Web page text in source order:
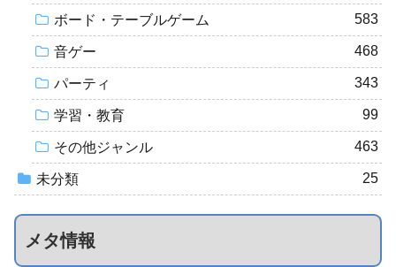
ボード・テーブルゲーム 583
音ゲー 468
パーティ 343
学習・教育 99
その他ジャンル 463
未分類 25
メタ情報